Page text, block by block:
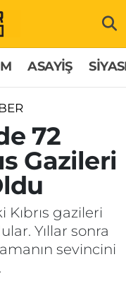
ASAYİŞ
72
Gazileri
Kıbrıs gazileri
Yıllar sonra
sevincini
Haritası
Fikstür